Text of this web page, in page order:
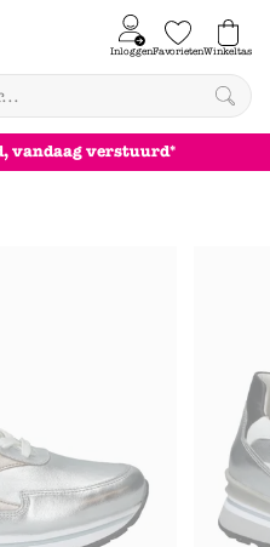
InloggenFavorietenWinkeltas
0
betalen